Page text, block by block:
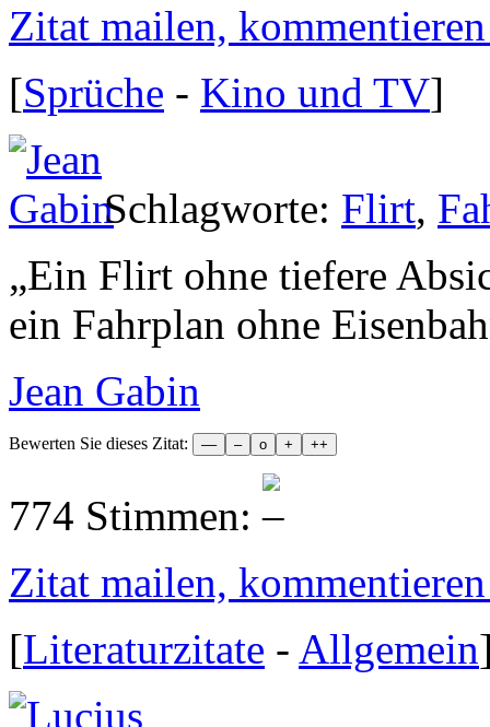
Zitat mailen,
[Sprüche - Kino und TV]
Schlagworte: Flirt,
„Ein Flirt ohne tiefere
ein Fahrplan ohne
Jean Gabin
Bewerten Sie dieses Zitat:
774 Stimmen:
Zitat mailen,
[Literaturzitate - Allgemein